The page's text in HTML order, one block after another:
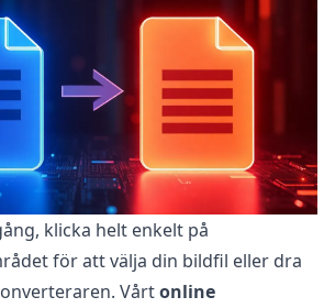
klicka helt enkelt på
för att välja din bildfil eller dra
Vårtonline